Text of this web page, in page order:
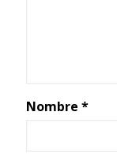
Nombre *